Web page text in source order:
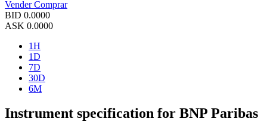
VenderComprar
BID 0.0000
ASK 0.0000
1H
1D
7D
30D
6M
Instrument specification for BNP Paribas